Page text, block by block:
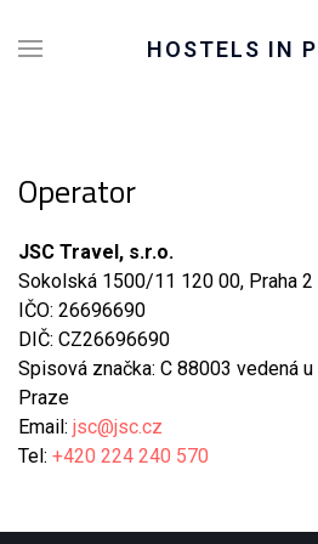
HOSTELS IN
Operator
JSC Travel, s.r.o.
Sokolská 1500/11 120 00, Praha 2
IČO: 26696690
DIČ: CZ26696690
Spisová značka: C 88003 vedená
Praze
Email: jsc@jsc.cz
Tel: +420 224 240 570